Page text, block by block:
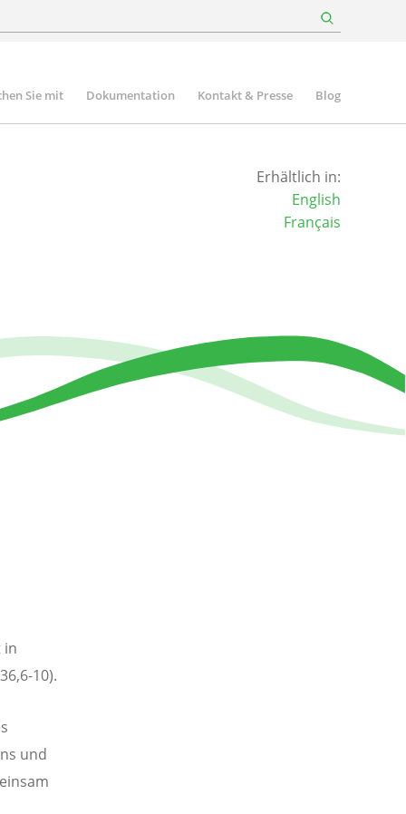
Sie mit Dokumentation Kontakt & Presse Blog
Erhältlich in:
English
Français
in
10).
und